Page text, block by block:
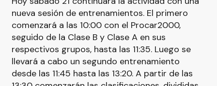
nueva sesión de entrenamientos. El primero
comenzará a las 10:00 con el Procar2000,
seguido de la Clase B y Clase A en sus
respectivos grupos, hasta las 11:35. Luego se
llevará a cabo un segundo entrenamiento
desde las 11:45 hasta las 13:20. A partir de las